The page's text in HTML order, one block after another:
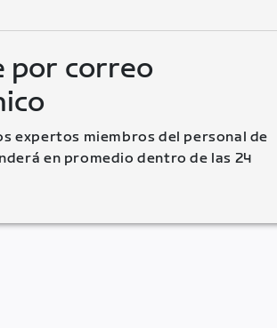
por correo
expertos miembros del personal de
en promedio dentro de las 24